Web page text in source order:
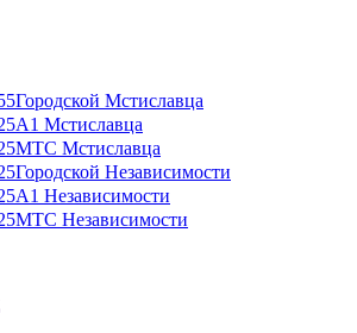
Городской Мстиславца
A1 Мстиславца
МТС Мстиславца
Городской Независимости
A1 Независимости
МТС Независимости